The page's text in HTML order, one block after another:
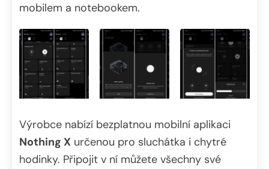
mobilem a notebookem.
Výrobce nabízí bezplatnou mobilní aplikaci
Nothing X určenou pro sluchátka i chytré
hodinky. Připojit v ní můžete všechny své